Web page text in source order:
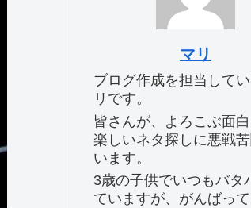
マリ
ブログ作成を担当して
リです。
皆さんが、よろこぶ面白
楽しいネタ探しに悪戦
います。
3歳の子供でいつもバタ
ていますが、がんばっ